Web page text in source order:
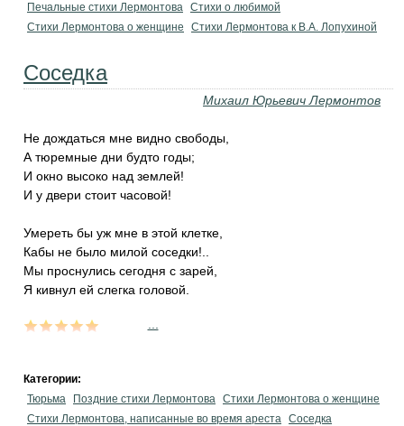
Печальные стихи Лермонтова Стихи о любимой
Стихи Лермонтова о женщине
Стихи Лермонтова к В.А. Лопухиной
Соседка
Михаил Юрьевич Лермонтов
Не дождаться мне видно свободы,
А тюремные дни будто годы;
И окно высоко над землей!
И у двери стоит часовой!
Умереть бы уж мне в этой клетке,
Кабы не было милой соседки!..
Мы проснулись сегодня с зарей,
Я кивнул ей слегка головой.
Категории:
Тюрьма
Поздние стихи Лермонтова Стихи Лермонтова о женщине
Стихи Лермонтова, написанные во время ареста Соседка